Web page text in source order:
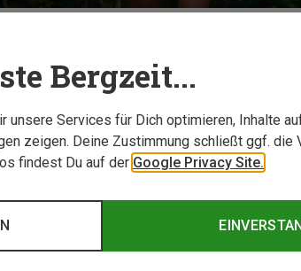
Bergzeit...
unsere Services für Dich optimieren, Inhalte
zeigen. Deine Zustimmung schließt ggf. die
findest Du auf der Google Privacy Site.